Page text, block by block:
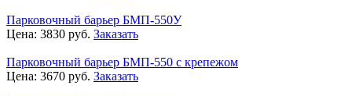
Парковочный барьер БМП-550У
Цена: 3830 руб. Заказать
Парковочный барьер БМП-550 с крепежом
Цена: 3670 руб. Заказать